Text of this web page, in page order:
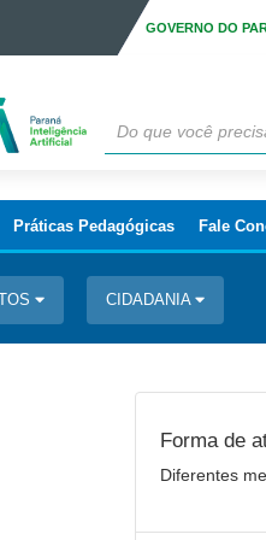
GOVERNO DO
Práticas Pedagógicas Fale
CIDADANIA
Forma de
Diferentes